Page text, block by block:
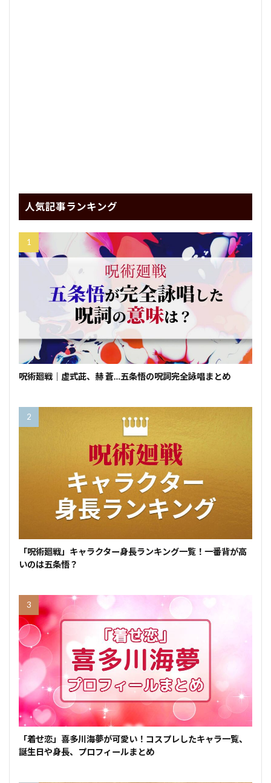
人気記事ランキング
呪術廻戦｜虚式茈、赫 蒼…五条悟の呪詞完全詠唱まとめ
「呪術廻戦」キャラクター身長ランキング一覧！一番背が高
いのは五条悟？
「着せ恋」喜多川海夢が可愛い！コスプレしたキャラ一覧、
誕生日や身長、プロフィールまとめ